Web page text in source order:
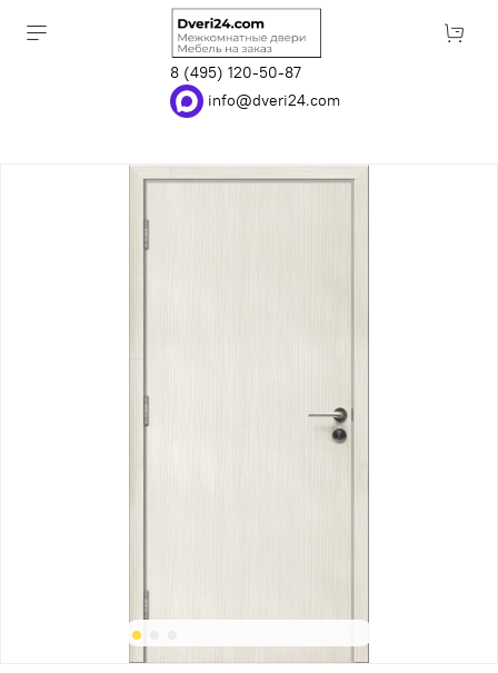
8 (495) 120-50-87
info@dveri24.com